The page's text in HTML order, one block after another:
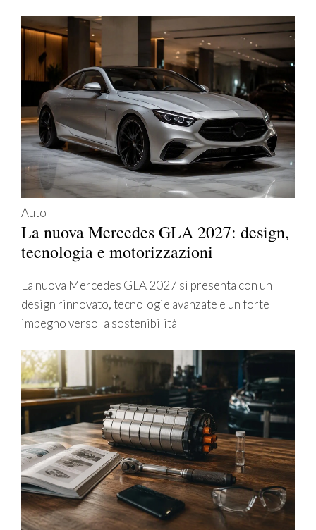
Auto
La nuova Mercedes GLA 2027: design,
tecnologia e motorizzazioni
La nuova Mercedes GLA 2027 si presenta con un
design rinnovato, tecnologie avanzate e un forte
impegno verso la sostenibilità